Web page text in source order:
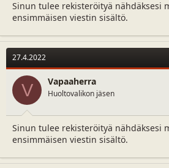
Sinun tulee rekisteröityä nähdäksesi
ensimmäisen viestin sisältö.
27.4.2022
V Vapaaherra
Huoltovalikon jäsen
Sinun tulee rekisteröityä nähdäksesi
ensimmäisen viestin sisältö.